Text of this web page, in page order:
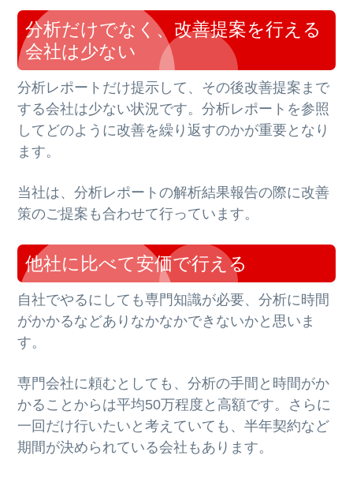
分析だけでなく、改善提案を行える
会社は少ない
分析レポートだけ提示して、その後改善提案まで
する会社は少ない状況です。分析レポートを参照
してどのように改善を繰り返すのかが重要となり
ます。
当社は、分析レポートの解析結果報告の際に改善
策のご提案も合わせて行っています。
他社に比べて安価で行える
自社でやるにしても専門知識が必要、分析に時間
がかかるなどありなかなかできないかと思いま
す。
専門会社に頼むとしても、分析の手間と時間がか
かることからは平均50万程度と高額です。さらに
一回だけ行いたいと考えていても、半年契約など
期間が決められている会社もあります。